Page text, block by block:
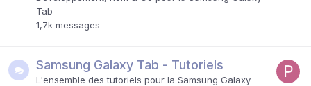
Tab
1,7k messages
Samsung Galaxy Tab - Tutoriels
L'ensemble des tutoriels pour la Samsung Galaxy